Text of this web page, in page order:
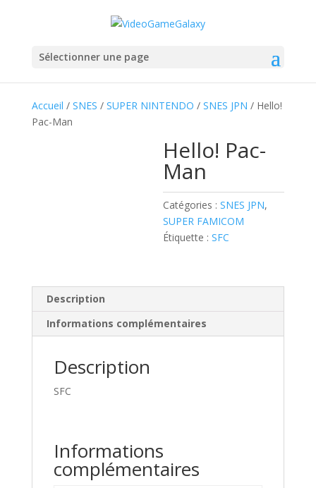
Sélectionner une page
Accueil / SNES / SUPER NINTENDO / SNES JPN / Hello!
Pac-Man
Hello! Pac-
Man
Catégories :SNES JPN,
SUPER FAMICOM
Étiquette :SFC
Description
Informations complémentaires
Description
SFC
Informations
complémentaires